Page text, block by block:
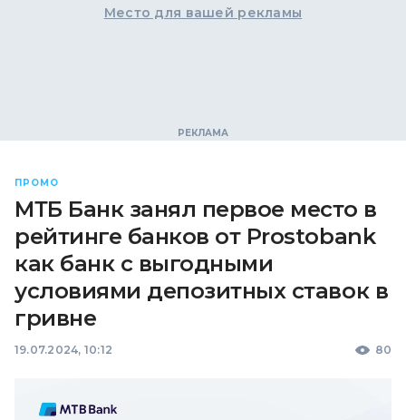
Место для вашей рекламы
ПРОМО
МТБ Банк занял первое место в
рейтинге банков от Prostobank
как банк с выгодными
условиями депозитных ставок в
гривне
19.07.2024, 10:12 80